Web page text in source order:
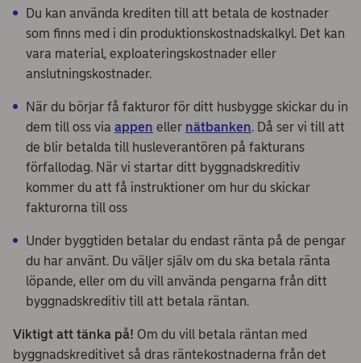
Du kan använda krediten till att betala de kostnader
som finns med i din produktionskostnadskalkyl. Det kan
vara material, exploateringskostnader eller
anslutningskostnader.
När du börjar få fakturor för ditt husbygge skickar du in
dem till oss via appen eller nätbanken. Då ser vi till att
de blir betalda till husleverantören på fakturans
förfallodag. När vi startar ditt byggnadskreditiv
kommer du att få instruktioner om hur du skickar
fakturorna till oss
Under byggtiden betalar du endast ränta på de pengar
du har använt. Du väljer själv om du ska betala ränta
löpande, eller om du vill använda pengarna från ditt
byggnadskreditiv till att betala räntan.
Viktigt att tänka på! Om du vill betala räntan med
byggnadskreditivet så dras räntekostnaderna från det